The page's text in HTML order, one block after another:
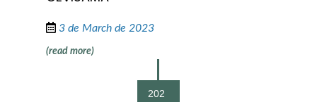
3 de March de 2023
(read more)
202